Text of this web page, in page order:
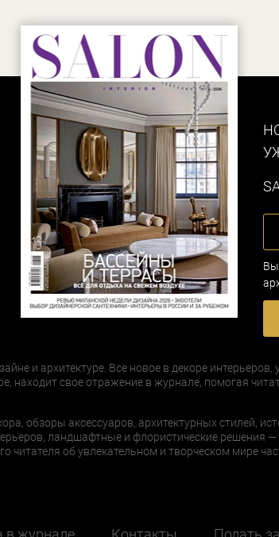
Вы
и архитектуре. Все новое в декоре интерьеров,
находит свое отражение в журнале, помогая
обзоры аксессуаров, архитектурных стилей,
ландшафтные и флористические решения
об увлекательном и творческом мире